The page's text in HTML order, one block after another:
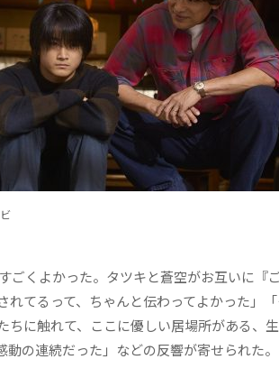
くよかった。タツキと蒼空がお互いに『
てるって、ちゃんと伝わってよかった」
ちに触れて、ここに優しい居場所がある、
の連続だった」などの反響が寄せられた。